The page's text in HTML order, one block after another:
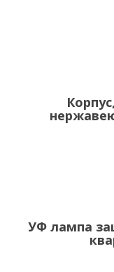
УФ лампа